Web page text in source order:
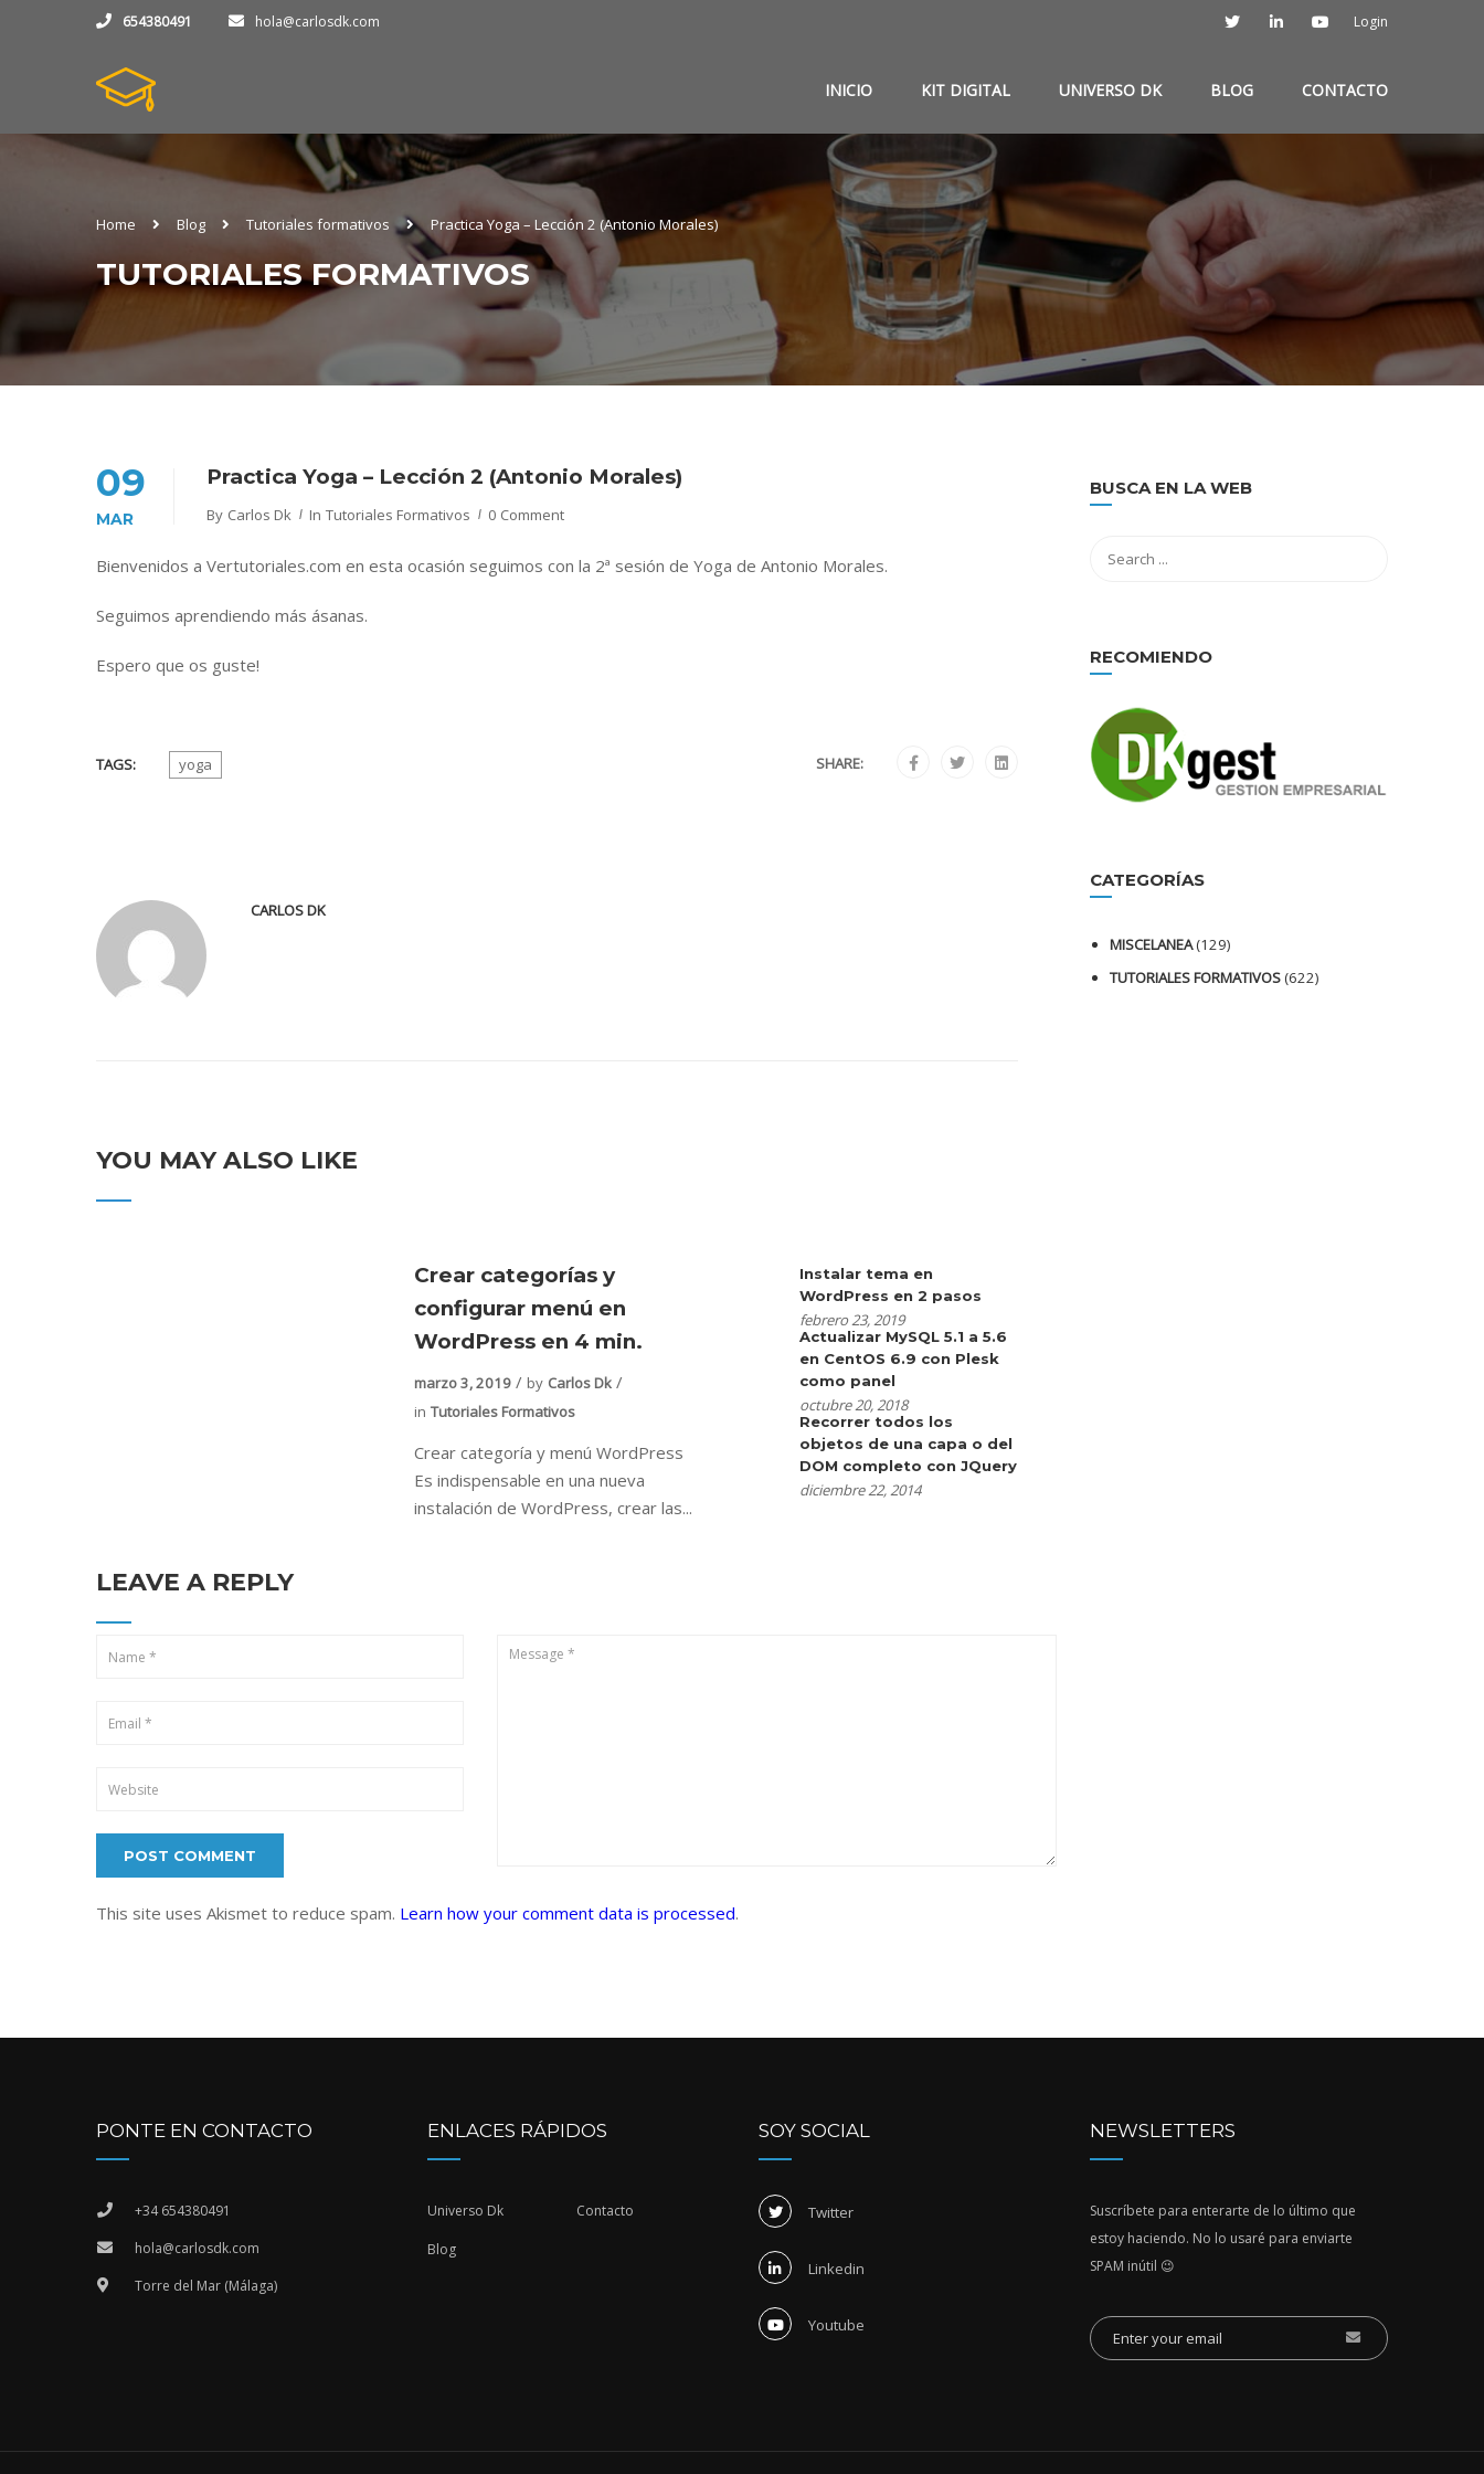
654380491 hola@carlosdk.com Login
INICIO KIT DIGITAL UNIVERSO DK BLOG CONTACTO
Home Blog Tutoriales formativos Practica Yoga – Lección 2 (Antonio Morales)
TUTORIALES FORMATIVOS
09
MAR
Practica Yoga – Lección 2 (Antonio Morales)
By Carlos Dk In Tutoriales Formativos 0 Comment
Bienvenidos a Vertutoriales.com en esta ocasión seguimos con la 2ª sesión de Yoga de Antonio Morales.
Seguimos aprendiendo más ásanas.
Espero que os guste!
TAGS: yoga SHARE:
CARLOS DK
YOU MAY ALSO LIKE
Crear categorías y
configurar menú en
WordPress en 4 min.
marzo 3, 2019 by Carlos Dk
in Tutoriales Formativos
Crear categoría y menú WordPress
Es indispensable en una nueva
instalación de WordPress, crear las...
Instalar tema en
WordPress en 2 pasos
febrero 23, 2019
Actualizar MySQL 5.1 a 5.6
en CentOS 6.9 con Plesk
como panel
octubre 20, 2018
Recorrer todos los
objetos de una capa o del
DOM completo con JQuery
diciembre 22, 2014
LEAVE A REPLY
This site uses Akismet to reduce spam. Learn how your comment data is processed.
BUSCA EN LA WEB
RECOMIENDO
CATEGORÍAS
MISCELANEA(129)
TUTORIALES FORMATIVOS(622)
PONTE EN CONTACTO
+34 654380491
hola@carlosdk.com
Torre del Mar (Málaga)
ENLACES RÁPIDOS
Universo Dk Contacto
Blog
SOY SOCIAL
Twitter
Linkedin
Youtube
NEWSLETTERS
Suscríbete para enterarte de lo último que
estoy haciendo. No lo usaré para enviarte
SPAM inútil 😉